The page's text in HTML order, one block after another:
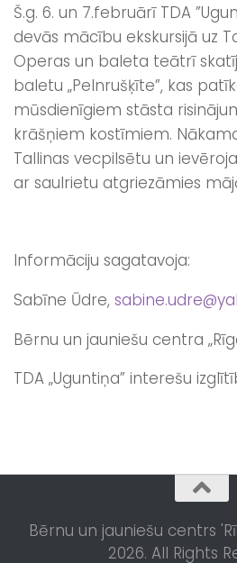
Š.g. 6. un 7.februārī TDA
devās mācību ekskursijā uz
Operas un baleta teātrī
baletu „Pelnrušķīte”, kas
mūsdienīgiem stāsta
krāšņiem kostīmiem.
Tallinas vecpilsētu un
ar saulrietu atgriezāmies
Informāciju sagatavoja:
Sabīne Ūdre,
Bērnu un jauniešu centra
TDA „Uguntiņa” interešu
Bērnu un jauniešu centrs
2026. All Rights